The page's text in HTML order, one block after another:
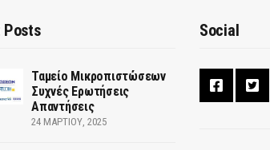
Ταμείο Μικροπιστώσεων
Συχνές Ερωτήσεις
Απαντήσεις
24 ΜΑΡΤΊΟΥ, 2025
Social